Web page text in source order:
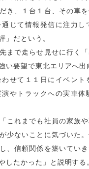
き、１台１台、その車
じて情報発信に注力
」だという。
まで走らせ見せに行く
要望で東北エリアへ出
せて１１日にイベント
やトラックへの実車
これまでも社員の家族
少ないことに気づいた
、信頼関係を築いてい
したかった」と説明する